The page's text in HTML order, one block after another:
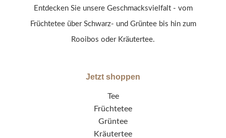
Entdecken Sie unsere Geschmacksvielfalt - vom
Früchtetee über Schwarz- und Grüntee bis hin zum
Rooibos oder Kräutertee.
Jetzt shoppen
Tee
Früchtetee
Grüntee
Kräutertee